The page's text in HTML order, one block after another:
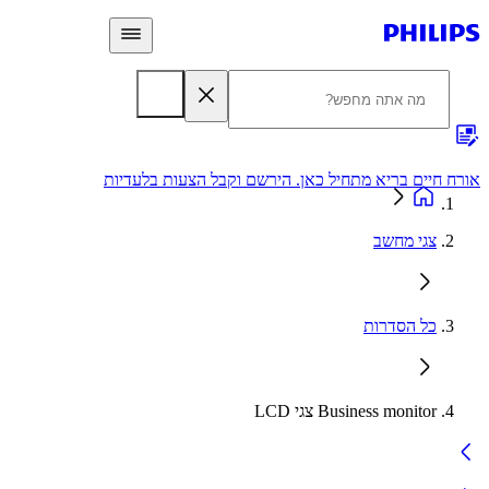
חיים בריא מתחיל כאן. הירשם וקבל הצעות בלעדיות
צגי מחשב
כל הסדרות
Business monitor צגי LCD